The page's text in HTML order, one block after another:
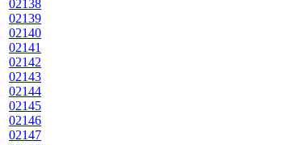
02138
02139
02140
02141
02142
02143
02144
02145
02146
02147